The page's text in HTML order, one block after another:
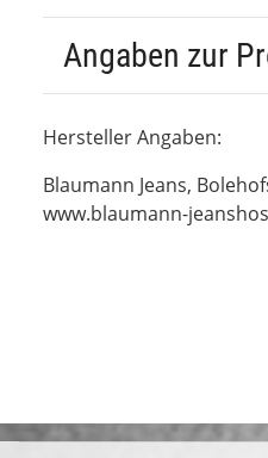
Angaben zur
Hersteller Angaben:
Blaumann Jeans,
www.blaumann-